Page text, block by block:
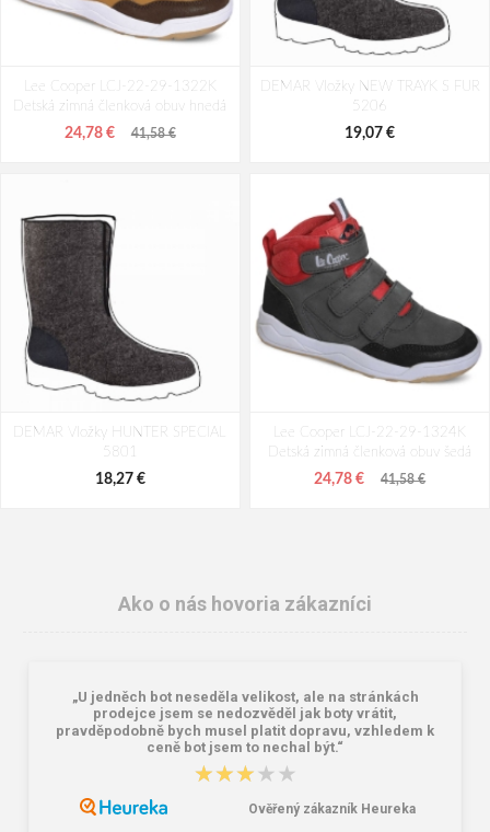
členková obuv šedá
91,98 €
obuv čierna
111,30 €
Lee Cooper LCJ-22-29-1322K
Detská zimná členková obuv hnedá
24,78 € 41,58 €
DEMAR Vložky NEW TRAYK S FUR
5206
19,07 €
DEMAR Vložky HUNTER SPECIAL
5801
18,27 €
Lee Cooper LCJ-22-29-1324K
Detská zimná členková obuv šedá
24,78 € 41,58 €
DEMAR Vložky HUNTER PRO
5811
BEFADO 169X034 podzimní LONG
CANDY bonbonky
Ako o nás hovoria zákazníci
„U jedněch bot neseděla velikost, ale na stránkách
prodejce jsem se nedozvěděl jak boty vrátit,
pravděpodobně bych musel platit dopravu, vzhledem k
ceně bot jsem to nechal být.“
★★★★★
★★★★★
Ověřený zákazník Heureka